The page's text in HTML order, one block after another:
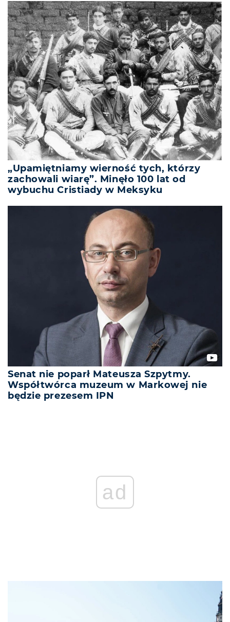
„Upamiętniamy wierność tych, którzy
zachowali wiarę”. Minęło 100 lat od
wybuchu Cristiady w Meksyku
Senat nie poparł Mateusza Szpytmy.
Współtwórca muzeum w Markowej nie
będzie prezesem IPN
ad